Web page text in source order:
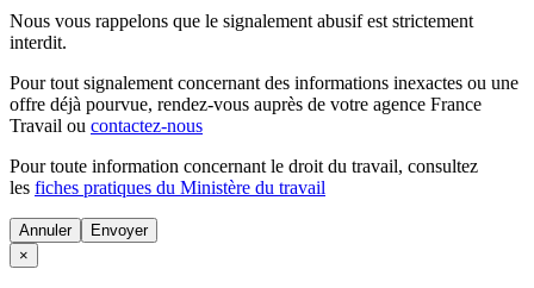
Nous vous rappelons que le signalement abusif est strictement
interdit.
Pour tout signalement concernant des informations inexactes ou une
offre déjà pourvue, rendez-vous auprès de votre agence France
Travail ou contactez-nous
Pour toute information concernant le droit du travail, consultez
les fiches pratiques du Ministère du travail
Annuler
×